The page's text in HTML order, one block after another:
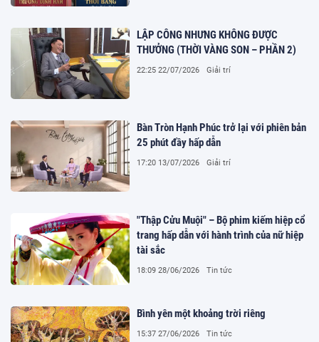
LẬP CÔNG NHƯNG KHÔNG ĐƯỢC
THƯỞNG (THỜI VÀNG SON – PHẦN 2)
22:25 22/07/2026 Giải trí
Bàn Tròn Hạnh Phúc trở lại với phiên bản
25 phút đầy hấp dẫn
17:20 13/07/2026 Giải trí
"Thập Cửu Muội" – Bộ phim kiếm hiệp cổ
trang hấp dẫn với hành trình của nữ hiệp
tài sắc
18:09 28/06/2026 Tin tức
Bình yên một khoảng trời riêng
15:37 27/06/2026 Tin tức